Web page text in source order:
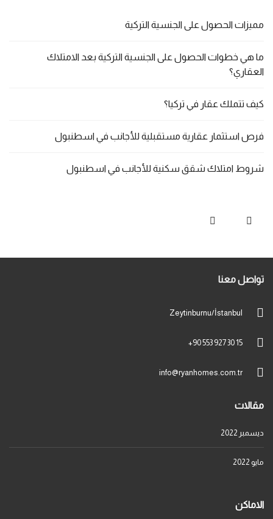
مميزات الحصول على الجنسية التركية
ما هي خطوات الحصول على الجنسية التركية بعد الامتلاك
العقاري؟
كيف تتملك عقار في تركيا؟
فرص استثمار عقارية مستقبلية للأجانب في اسطنبول
شروط امتلاك شقق سكنية للأجانب في اسطنبول
تواصل معنا
Zeytinburnu/İstanbul
+90 553 927 30 15
info@ryanhomes.com.tr
مقالات
ديسمبر 2022
مايو 2022
الاماكن